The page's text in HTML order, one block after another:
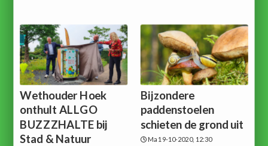
Wethouder Hoek
onthult ALLGO
BUZZZHALTE bij
Stad & Natuur
Bijzondere
paddenstoelen
schieten de grond uit
Ma 19-10-2020, 12:30